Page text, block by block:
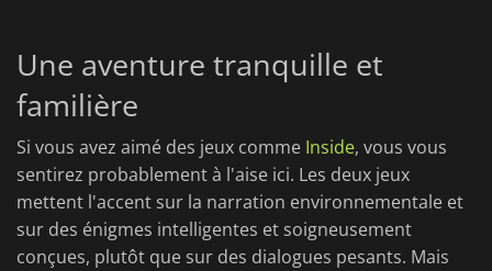
Une aventure tranquille et
familière
Si vous avez aimé des jeux comme Inside, vous vous
sentirez probablement à l'aise ici. Les deux jeux
mettent l'accent sur la narration environnementale et
sur des énigmes intelligentes et soigneusement
conçues, plutôt que sur des dialogues pesants. Mais